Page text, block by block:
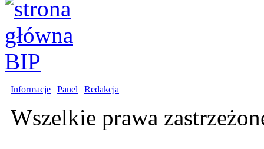
Informacje | Panel | Redakcja
Wszelkie prawa